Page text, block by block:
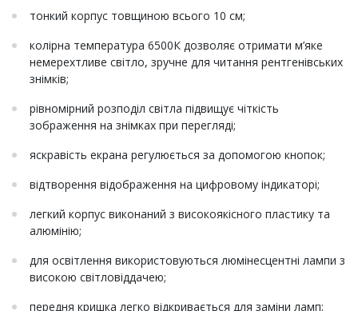
тонкий корпус товщиною всього 10 см;
колірна температура 6500К дозволяє отримати м’яке
немерехтливе світло, зручне для читання рентгенівських
знімків;
рівномірний розподіл світла підвищує чіткість
зображення на знімках при перегляді;
яскравість екрана регулюється за допомогою кнопок;
відтворення відображення на цифровому індикаторі;
легкий корпус виконаний з високоякісного пластику та
алюмінію;
для освітлення використовуються люмінесцентні лампи з
високою світловіддачею;
передня кришка легко відкривається для заміни ламп;